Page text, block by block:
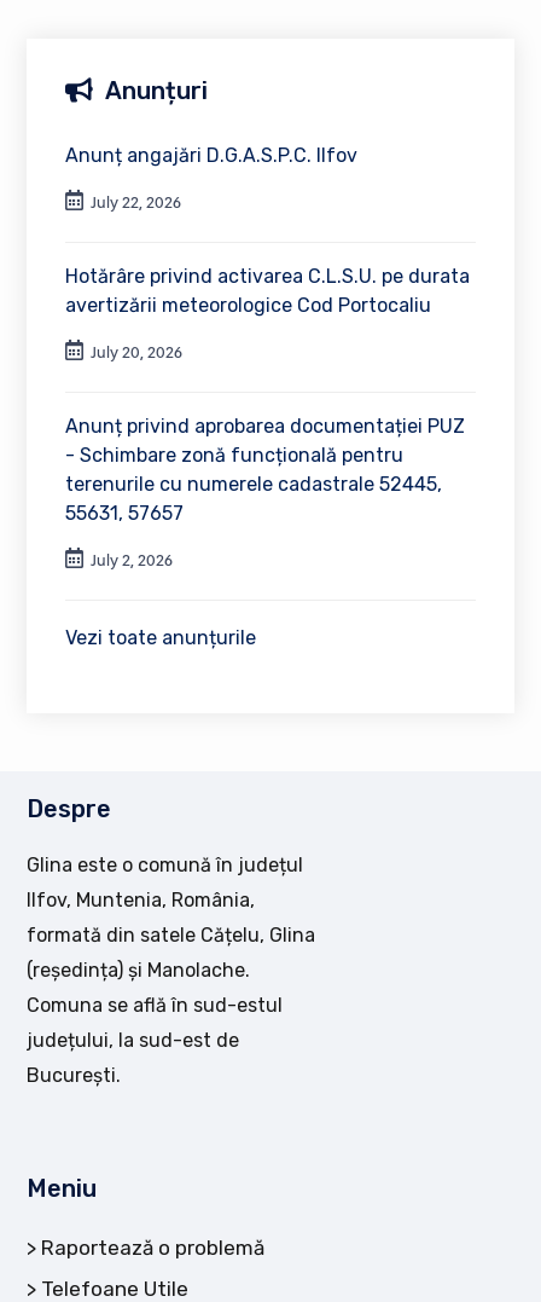
Anunțuri
Anunț angajări D.G.A.S.P.C. Ilfov
July 22, 2026
Hotărâre privind activarea C.L.S.U. pe durata
avertizării meteorologice Cod Portocaliu
July 20, 2026
Anunț privind aprobarea documentației PUZ
- Schimbare zonă funcțională pentru
terenurile cu numerele cadastrale 52445,
55631, 57657
July 2, 2026
Vezi toate anunțurile
Despre
Glina este o comună în județul
Ilfov, Muntenia, România,
formată din satele Cățelu, Glina
(reședința) și Manolache.
Comuna se află în sud-estul
județului, la sud-est de
București.
Meniu
Raportează o problemă
Telefoane Utile